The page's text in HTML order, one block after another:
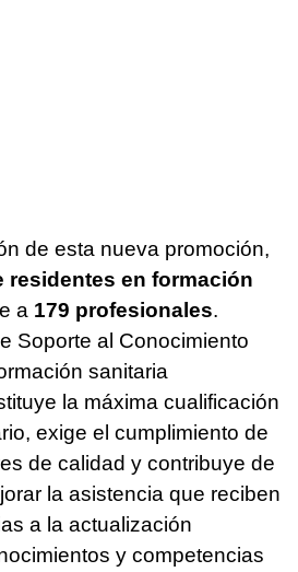
de esta nueva promoción,
residentes en formación
a 179 profesionales.
Soporte al Conocimiento
sanitaria
la máxima cualificación
exige el cumplimiento de
de calidad y contribuye de
la asistencia que reciben
a la actualización
y competencias